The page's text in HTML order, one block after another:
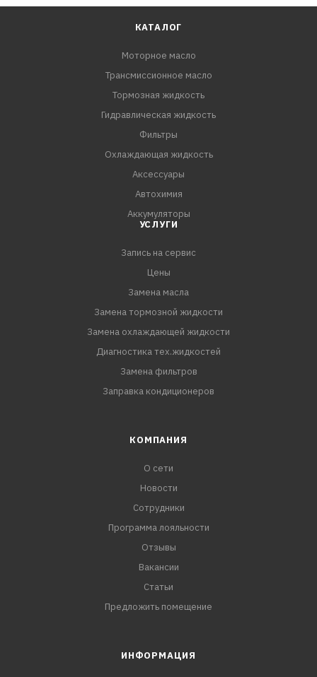
КАТАЛОГ
Моторное масло
Трансмиссионное масло
Тормозная жидкость
Гидравлическая жидкость
Фильтры
Охлаждающая жидкость
Аксессуары
Автохимия
Аккумуляторы
УСЛУГИ
Запись на сервис
Цены
Замена масла
Замена тормозной жидкости
Замена охлаждающей жидкости
Диагностика тех.жидкостей
Замена фильтров
Заправка кондиционеров
КОМПАНИЯ
О сети
Новости
Сотрудники
Программа лояльности
Отзывы
Вакансии
Статьи
Предложить помещение
ИНФОРМАЦИЯ